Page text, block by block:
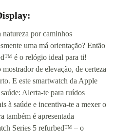
natureza por caminhos
uma má orientação? Então
é o relógio ideal para ti!
de elevação, de certeza
E este smartwatch da Apple
Alerta-te para ruídos
à saúde e incentiva-te a mexer o
também é apresentada
Series 5 refurbed™ – o